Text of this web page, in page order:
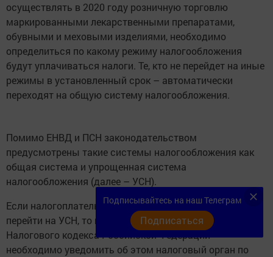
осуществлять в 2020 году розничную торговлю
маркированными лекарственными препаратами,
обувными и меховыми изделиями, необходимо
определиться по какому режиму налогообложения
будут уплачиваться налоги. Те, кто не перейдет на иные
режимы в установленный срок – автоматически
переходят на общую систему налогообложения.
Помимо ЕНВД и ПСН законодательством
предусмотрены такие системы налогообложения как
общая система и упрощенная система
налогообложения (далее – УСН).
Если налогоплательщик с 01.01.2020 года желает
перейти на УСН, то в соответствии с п.1 ст.346.13
Налогового кодекса Российской Федерации
необходимо уведомить об этом налоговый орган по
Подписывайтесь на наш Телеграм
Подписаться